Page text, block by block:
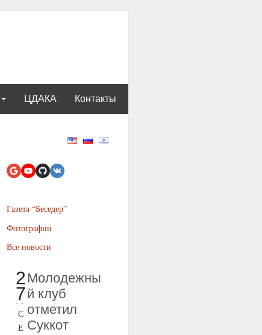
ЦДАКА Контакты
Газета “Беседер”
Фотографии
Все новости
2
7
С
Е
Молодежны
й клуб
отметил
Суккот